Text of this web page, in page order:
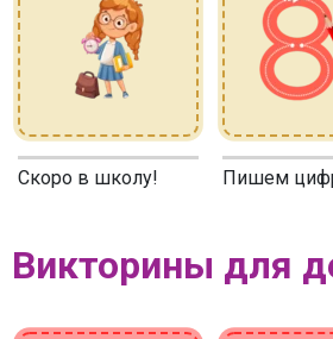
Скоро в школу! Пишем
Викторины для